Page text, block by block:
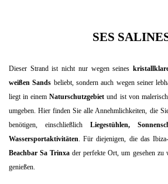
SES
Dieser Strand ist nicht nur wegen seines
weißen Sands beliebt, sondern auch wegen seiner
liegt in einemNaturschutzgebiet und ist von
umgeben. Hier finden Sie alle Annehmlichkeiten, die
benötigen, einschließlich Liegestühlen,
Wassersportaktivitäten. Für diejenigen, die das
Beachbar Sa Trinxa der perfekte Ort, um gesehen zu
genießen.